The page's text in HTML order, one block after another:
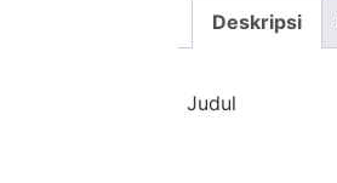
Deskripsi
Judul